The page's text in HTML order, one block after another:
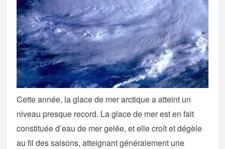
Cette année, la glace de mer arctique a atteint un
niveau presque record. La glace de mer est en fait
constituée d’eau de mer gelée, et elle croît et dégèle
au fil des saisons, atteignant généralement une